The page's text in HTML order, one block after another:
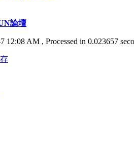
論壇
12:08 AM , Processed in 0.023657